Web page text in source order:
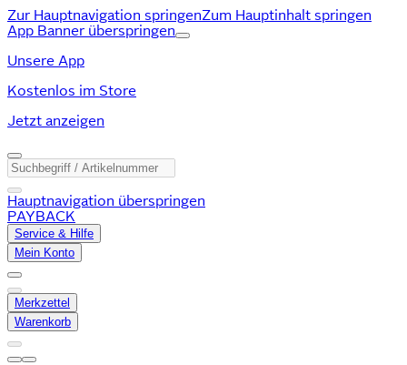
Zur Hauptnavigation springenZum Hauptinhalt springen
App Banner überspringen
Unsere App
Kostenlos im Store
Jetzt anzeigen
Hauptnavigation überspringen
PAYBACK
Service & Hilfe
Mein Konto
Merkzettel
Warenkorb